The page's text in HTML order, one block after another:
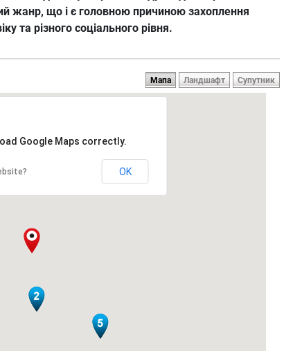
жанр, що і є головною причиною захоплення
та різного соціального рівня.
Мапа Ландшафт Супутник
Google Maps correctly.
OK